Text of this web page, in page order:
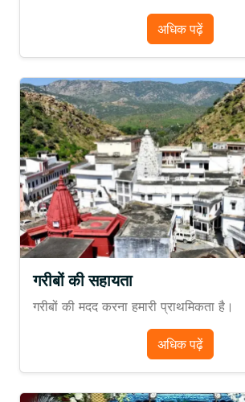
अधिक पढ़ें
गरीबों की सहायता
गरीबों की मदद करना हमारी प्राथमिकता है।
अधिक पढ़ें